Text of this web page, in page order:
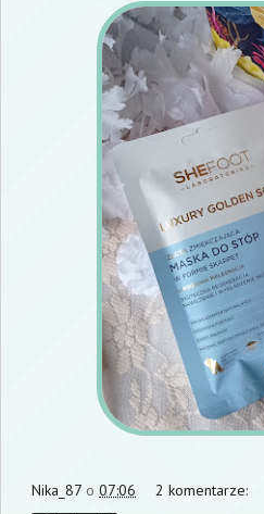
Nika_87 o 07:06 2 komentarze: